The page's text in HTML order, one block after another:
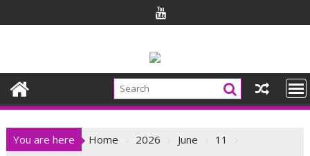
to
You are here Home 2026 June
11